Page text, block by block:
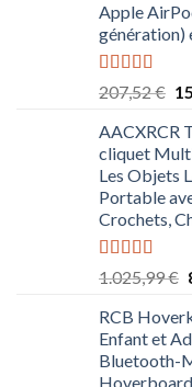
Apple
génération)
Note5.00
sur 5
207,52€
AACXRCR
cliquet
Les Objets
Portable
Crochets,
Note5.00
1.025,99€
RCB
Enfant et
Bluetooth-